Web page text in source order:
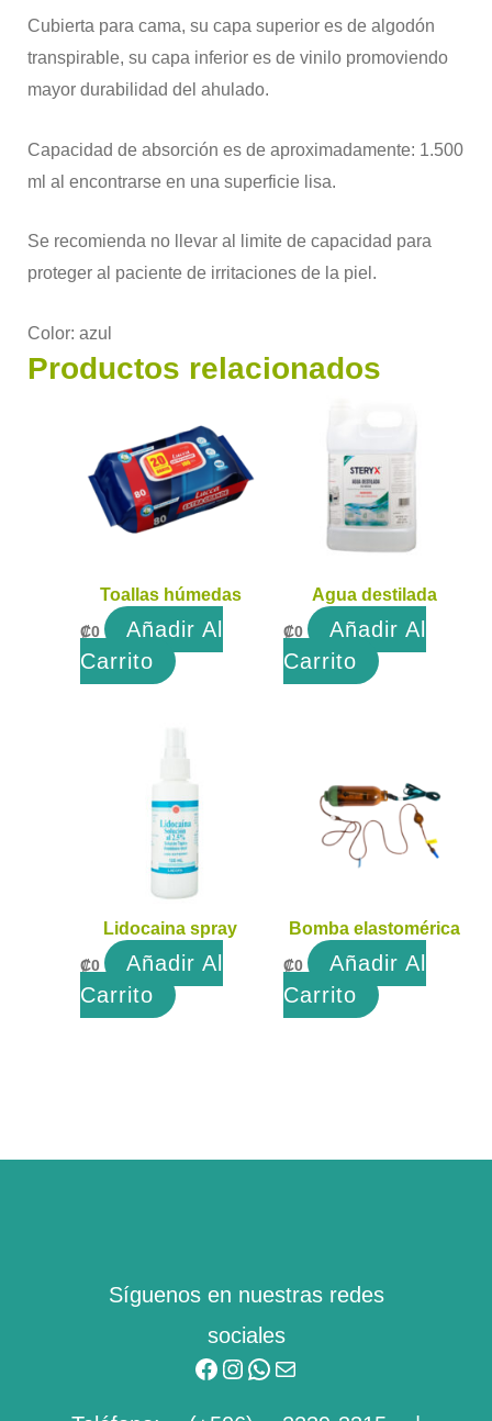
Cubierta para cama, su capa superior es de algodón
transpirable, su capa inferior es de vinilo promoviendo
mayor durabilidad del ahulado.
Capacidad de absorción es de aproximadamente: 1.500
ml al encontrarse en una superficie lisa.
Se recomienda no llevar al limite de capacidad para
proteger al paciente de irritaciones de la piel.
Color: azul
Productos relacionados
Toallas húmedas
₡0
Añadir Al
Carrito
Agua destilada
₡0
Añadir Al
Carrito
Lidocaina spray
₡0
Añadir Al
Carrito
Bomba elastomérica
₡0
Añadir Al
Carrito
Síguenos en nuestras redes
sociales